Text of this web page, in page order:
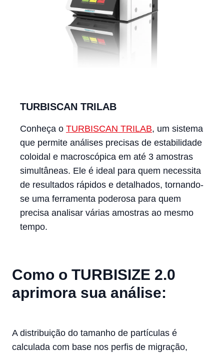
TURBISCAN TRILAB
Conheça o TURBISCAN TRILAB, um sistema
que permite análises precisas de estabilidade
coloidal e macroscópica em até 3 amostras
simultâneas. Ele é ideal para quem necessita
de resultados rápidos e detalhados, tornando-
se uma ferramenta poderosa para quem
precisa analisar várias amostras ao mesmo
tempo.
Como o TURBISIZE 2.0
aprimora sua análise:
A distribuição do tamanho de partículas é
calculada com base nos perfis de migração,